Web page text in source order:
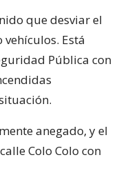
que desviar el
Está
Pública con
anegado, y el
Colo Colo con